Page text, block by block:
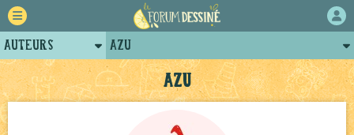
Azu
Auteurs
Retour
Forum
Projets
Azu
Posts d'Azu